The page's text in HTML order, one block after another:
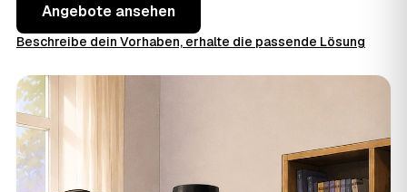
ohne dass Sie selbst herumtelefonieren.
Angebote ansehen
Beschreibe dein Vorhaben, erhalte die passende Lösung